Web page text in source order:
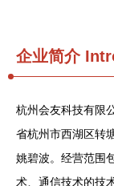
企业简介
杭州会友科技有限
省杭州市西湖区转
姚碧波。经营范围
术、通信技术的技